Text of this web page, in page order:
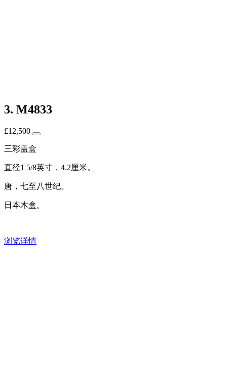
3. M4833
£12,500
三彩盖盒
直径1 5/8英寸，4.2厘米。
唐，七至八世纪。
日本木盒。
浏览详情